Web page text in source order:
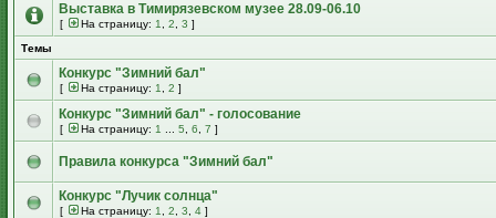
Выставка в Тимирязевском музее 28.09-06.10
[ На страницу: 1 2 3 ]
Темы
Конкурс "Зимний бал"
[ На страницу: 1 2 ]
Конкурс "Зимний бал" - голосование
[ На страницу: 1 5 6 7 ]
Правила конкурса "Зимний бал"
Конкурс "Лучик солнца"
[ На страницу: 1 2 3 4 ]